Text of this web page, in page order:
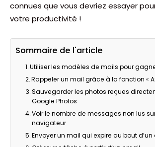
connues que vous devriez essayer
votre productivité !
Sommaire de l'article
Utiliser les modèles de mails pour
Rappeler un mail grâce à la fonction «
Sauvegarder les photos reçues
Google Photos
Voir le nombre de messages non lus
navigateur
Envoyer un mail qui expire au bout